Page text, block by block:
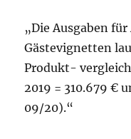
„Die Ausgaben
Gästevignetten
Produkt-
2019 = 310.679 €
09/20).“